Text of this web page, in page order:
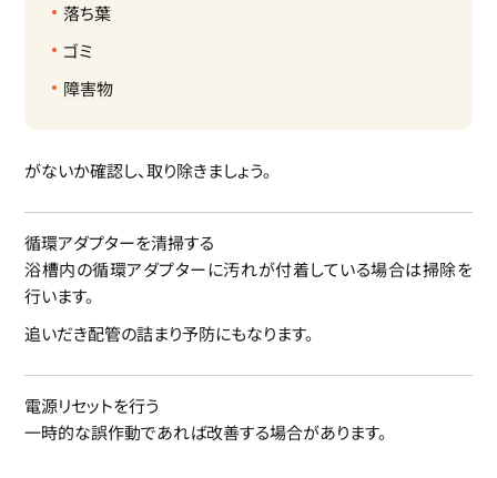
落ち葉
ゴミ
障害物
がないか確認し、取り除きましょう。
循環アダプターを清掃する
浴槽内の循環アダプターに汚れが付着している場合は掃除を
行います。
追いだき配管の詰まり予防にもなります。
電源リセットを行う
一時的な誤作動であれば改善する場合があります。